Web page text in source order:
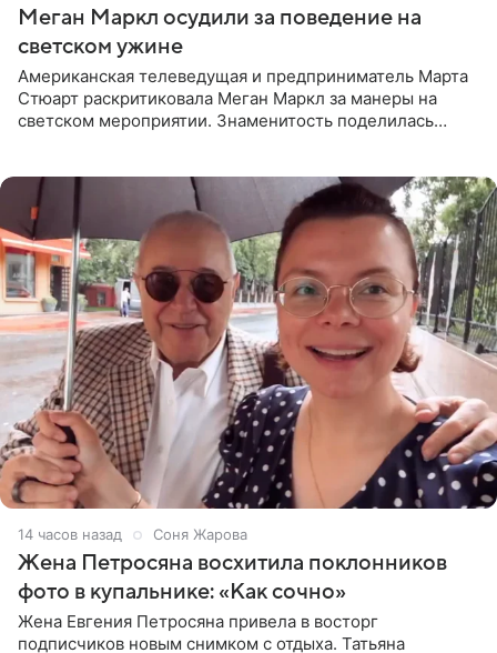
Меган Маркл осудили за поведение на
светском ужине
Американская телеведущая и предприниматель Марта
Стюарт раскритиковала Меган Маркл за манеры на
светском мероприятии. Знаменитость поделилась
14 часов назад Соня Жарова
Жена Петросяна восхитила поклонников
фото в купальнике: «Как сочно»
Жена Евгения Петросяна привела в восторг
подписчиков новым снимком с отдыха. Татьяна